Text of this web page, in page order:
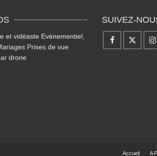
et vidéaste Evènementiel,
Prises de vue
drone
SUIVEZ-
Accueil A